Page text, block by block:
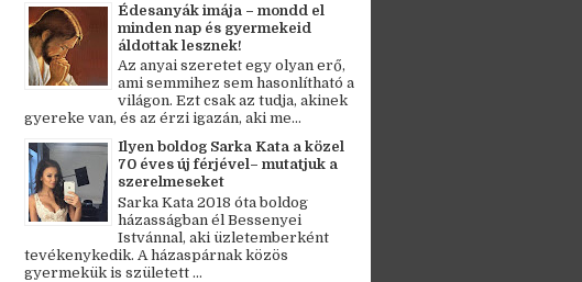
Édesanyák imája – mondd el
minden nap és gyermekeid
áldottak lesznek!
Az anyai szeretet egy olyan erő,
ami semmihez sem hasonlítható a
világon. Ezt csak az tudja, akinek
gyereke van, és az érzi igazán, aki me...
Ilyen boldog Sarka Kata a közel
70 éves új férjével– mutatjuk a
szerelmeseket
Sarka Kata 2018 óta boldog
házasságban él Bessenyei
Istvánnal, aki üzletemberként
tevékenykedik. A házaspárnak közös
gyermekük is született ...